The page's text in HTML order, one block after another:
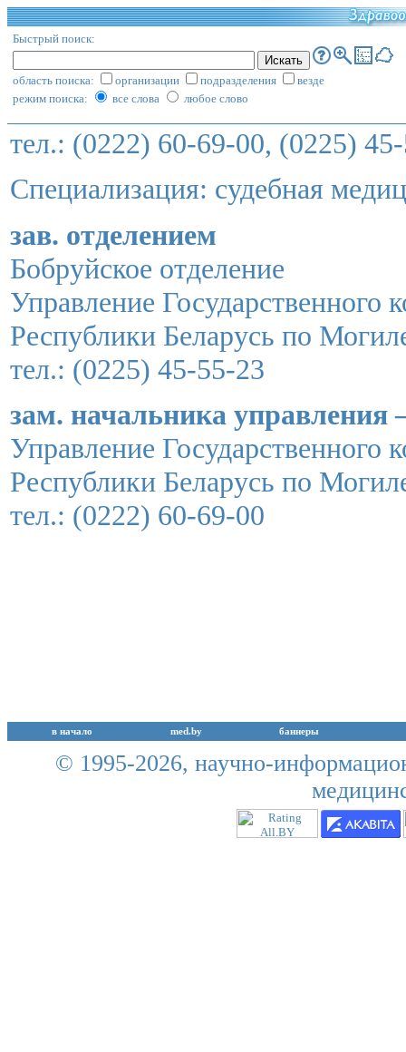
Быстрый поиск:
область поиска: организации подразделения
везде
режим поиска:
все слова любое слово
тел.: (0222) 60-69-00, (0225)
Специализация: судебная
зав. отделением
Бобруйское отделение
Управление Государственного
Республики Беларусь по
тел.: (0225) 45-55-23
зам. начальника управления
Управление Государственного
Республики Беларусь по
тел.: (0222) 60-69-00
в начало med.by баннеры
© 1995-2026, научно-